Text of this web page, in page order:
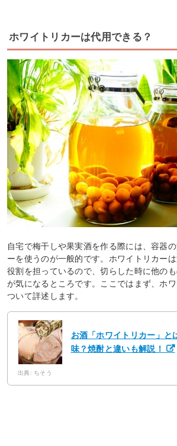
ホワイトリカーは代用できる？
自宅で梅干しや果実酒を作る際には、容器
ーを使うのが一般的です。ホワイトリカー
役割を担っているので、切らした時に他の
が気になるところです。ここではまず、ホ
ついて詳述します。
お酒「ホワイトリカー」と
味？焼酎と違いも解説！
出典: ちそう